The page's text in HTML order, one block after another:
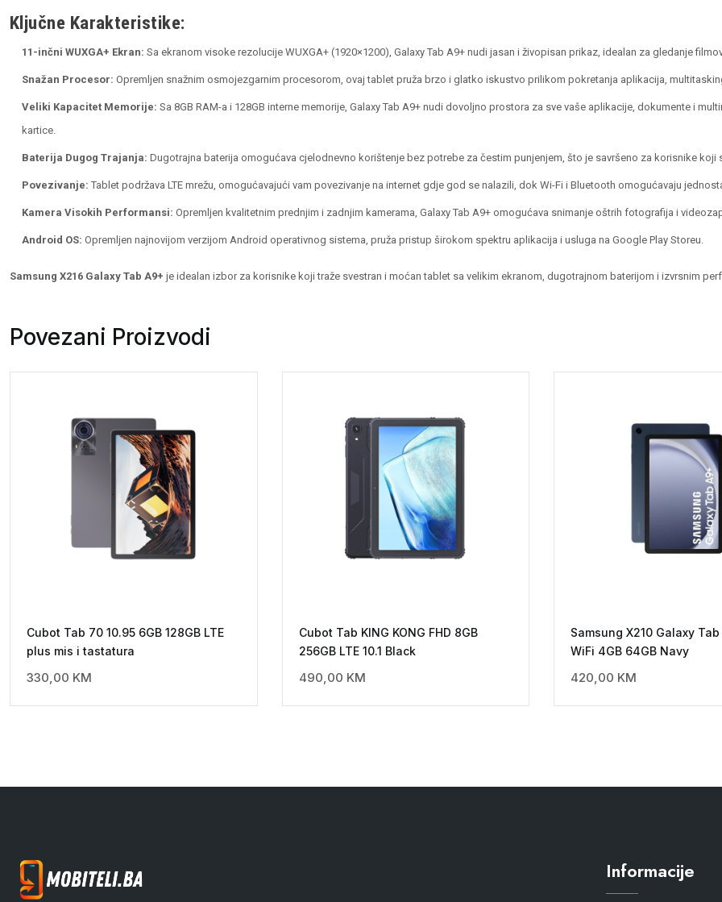
Ključne Karakteristike:
11-inčni WUXGA+ Ekran: Sa ekranom visoke rezolucije WUXGA+ (1920×1200), Galaxy Tab A9+ nudi jasan i živopisan prikaz, idealan za gledanje
Snažan Procesor: Opremljen snažnim osmojezgarnim procesorom, ovaj tablet pruža brzo i glatko iskustvo prilikom pokretanja aplikacija,
Veliki Kapacitet Memorije: Sa 8GB RAM-a i 128GB interne memorije, Galaxy Tab A9+ nudi dovoljno prostora za sve vaše aplikacije, dokumente i
kartice.
Baterija Dugog Trajanja: Dugotrajna baterija omogućava cjelodnevno korištenje bez potrebe za čestim punjenjem, što je savršeno za korisnike koji
Povezivanje: Tablet podržava LTE mrežu, omogućavajući vam povezivanje na internet gdje god se nalazili, dok Wi-Fi i Bluetooth omogućavaju
Kamera Visokih Performansi: Opremljen kvalitetnim prednjim i zadnjim kamerama, Galaxy Tab A9+ omogućava snimanje oštrih fotografija i
Android OS: Opremljen najnovijom verzijom Android operativnog sistema, pruža pristup širokom spektru aplikacija i usluga na Google Play Storeu.
Samsung X216 Galaxy Tab A9+ je idealan izbor za korisnike koji traže svestran i moćan tablet sa velikim ekranom, dugotrajnom baterijom i izvrsnim
Povezani Proizvodi
Cubot Tab 70 10.95 6GB 128GB LTE
plus mis i tastatura
330,00 KM
Cubot Tab KING KONG FHD 8GB
256GB LTE 10.1 Black
490,00 KM
Samsung X210 Galaxy Tab
WiFi 4GB 64GB Navy
420,00 KM
Informacije